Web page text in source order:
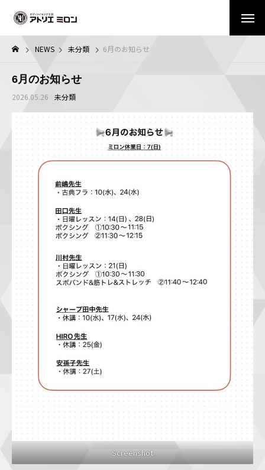
NEWS 未分類 6月のお知らせ
6月のお知らせ
2026.05.26 未分類
Screenshot